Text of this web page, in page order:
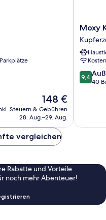
Der
Preis
beträgt
148 €
Steuern & Gebühren
28. Aug.–29. Aug.
Moxy
Moxy
9.4
von
9,4
40
vergleichen
Rabatte und Vorteile
noch mehr Abenteuer!